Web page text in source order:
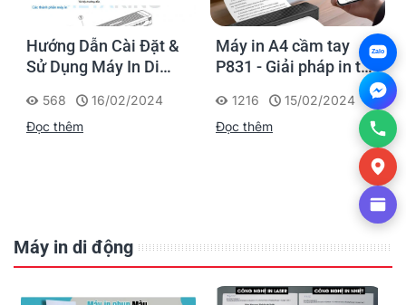
Hướng Dẫn Cài Đặt &
Sử Dụng Máy In Di
568
16/02/2024
Đọc thêm
Máy in A4 cầm tay
P831 - Giải pháp in tài
liệu cho kỷ nguyên di
động
1216
15/02/2024
Đọc thêm
Máy in di động
Zalo